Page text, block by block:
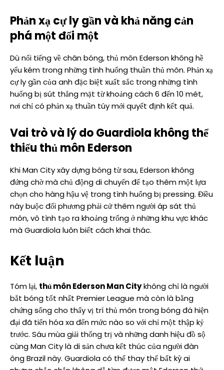
Phản xạ cự ly gần và khả năng cản
phá một đối một
Dù nổi tiếng về chân bóng, thủ môn Ederson không hề
yếu kém trong những tình huống thuần thủ môn. Phản xạ
cự ly gần của anh đặc biệt xuất sắc trong những tình
huống bị sút thẳng mặt từ khoảng cách 6 đến 10 mét,
nơi chỉ có phản xạ thuần túy mới quyết định kết quả.
Vai trò và lý do Guardiola không thể
thiếu thủ môn Ederson
Khi Man City xây dựng bóng từ sau, Ederson không
đứng chờ mà chủ động di chuyển để tạo thêm một lựa
chọn cho hàng hậu vệ trong tình huống bị pressing. Điều
này buộc đối phương phải cử thêm người áp sát thủ
môn, vô tình tạo ra khoảng trống ở những khu vực khác
mà Guardiola luôn biết cách khai thác.
Kết luận
Tóm lại, thủ môn Ederson Man Citykhông chỉ là người
bắt bóng tốt nhất Premier League mà còn là bằng
chứng sống cho thấy vị trí thủ môn trong bóng đá hiện
đại đã tiến hóa xa đến mức nào so với chỉ một thập kỷ
trước. Sáu mùa giải thống trị và những danh hiệu đồ sộ
cùng Man City là di sản chưa kết thúc của người đàn
ông Brazil này. Guardiola có thể thay thế bất kỳ ai